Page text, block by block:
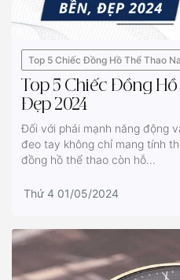
Top 5 Chiếc Đồng Hồ Thể Thao
Top 5 Chiếc Đồng
Đẹp 2024
Đối với phái mạnh năng động
đeo tay không chỉ mang tính
đồng hồ thể thao còn hỗ...
Thứ 4 01/05/2024